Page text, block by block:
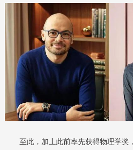
至此，加上此前率先获得物理学奖